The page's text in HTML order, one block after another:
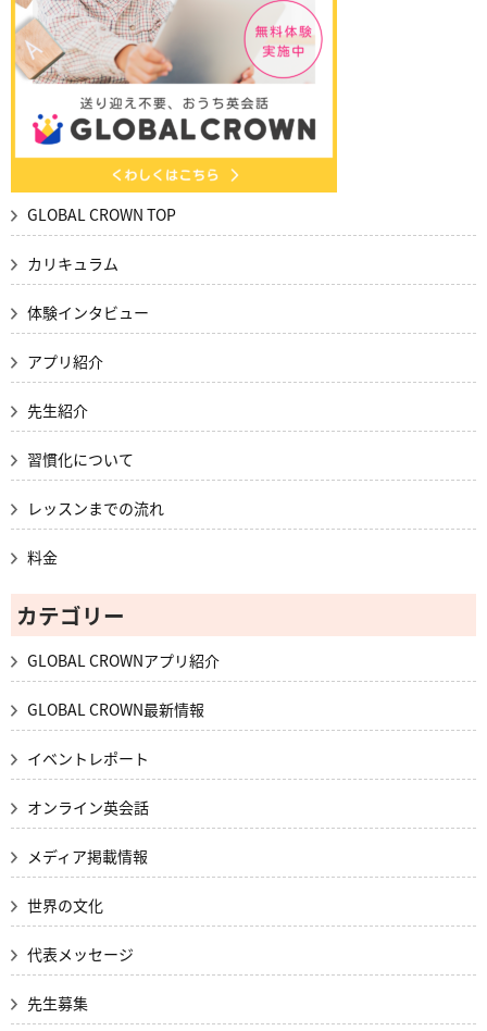
GLOBAL CROWN TOP
カリキュラム
体験インタビュー
アプリ紹介
先生紹介
習慣化について
レッスンまでの流れ
料金
カテゴリー
GLOBAL CROWNアプリ紹介
GLOBAL CROWN最新情報
イベントレポート
オンライン英会話
メディア掲載情報
世界の文化
代表メッセージ
先生募集